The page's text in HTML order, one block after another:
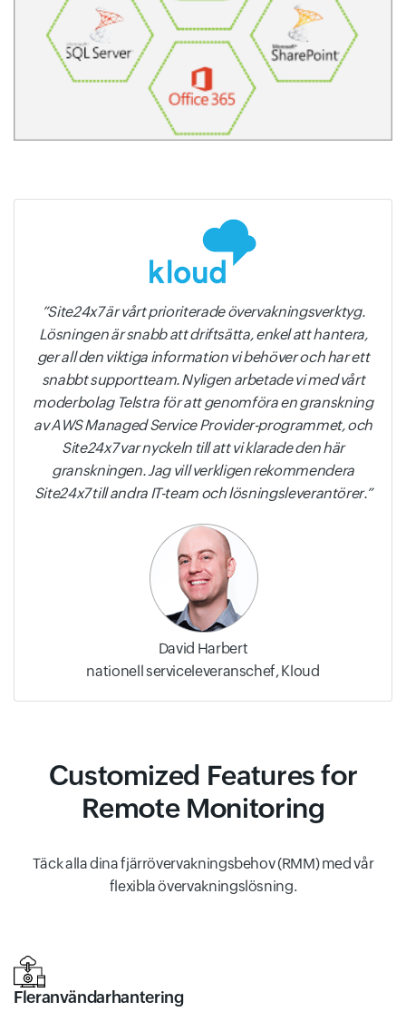
Site24x7 är vårt prioriterade övervakningsverktyg.
Lösningen är snabb att driftsätta, enkel att hantera,
ger all den viktiga information vi behöver och har ett
snabbt supportteam. Nyligen arbetade vi med vårt
moderbolag Telstra för att genomföra en granskning
av AWS Managed Service Provider-programmet, och
Site24x7 var nyckeln till att vi klarade den här
granskningen. Jag vill verkligen rekommendera
Site24x7 till andra IT-team och lösningsleverantörer.
David Harbert
nationell serviceleveranschef, Kloud
Customized Features for
Remote Monitoring
Täck alla dina fjärrövervakningsbehov (RMM) med vår
flexibla övervakningslösning.
Fleranvändarhantering